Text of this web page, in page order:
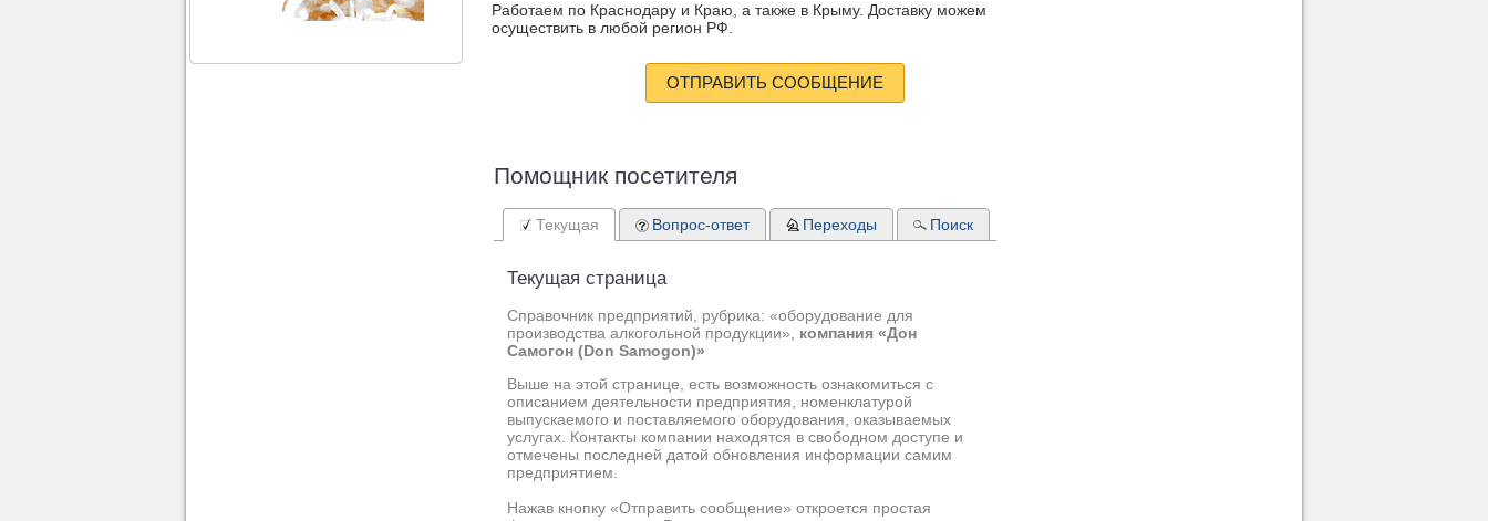
Работаем по Краснодару и Краю, а также в Крыму. Доставку можем
осуществить в любой регион РФ.
ОТПРАВИТЬ СООБЩЕНИЕ
Помощник посетителя
Текущая
Текущая страница
Справочник предприятий, рубрика: «оборудование для
производства алкогольной продукции», компания «Дон
Самогон (Don Samogon)»
Выше на этой странице, есть возможность ознакомиться с
описанием деятельности предприятия, номенклатурой
выпускаемого и поставляемого оборудования, оказываемых
услугах. Контакты компании находятся в свободном доступе и
отмечены последней датой обновления информации самим
предприятием.
Нажав кнопку «Отправить сообщение» откроется простая
Вопрос-ответ Переходы Поиск